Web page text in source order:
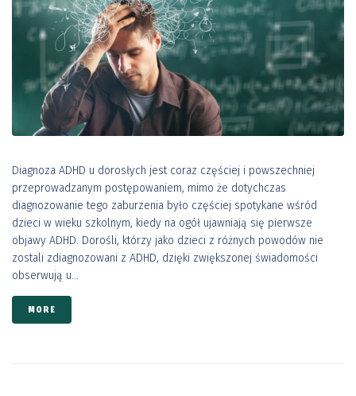
Diagnoza ADHD u dorosłych jest coraz częściej i powszechniej
przeprowadzanym postępowaniem, mimo że dotychczas
diagnozowanie tego zaburzenia było częściej spotykane wśród
dzieci w wieku szkolnym, kiedy na ogół ujawniają się pierwsze
objawy ADHD. Dorośli, którzy jako dzieci z różnych powodów nie
zostali zdiagnozowani z ADHD, dzięki zwiększonej świadomości
obserwują u...
MORE